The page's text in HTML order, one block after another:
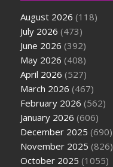
August 2026 (118)
July 2026 (473)
June 2026 (392)
May 2026 (408)
April 2026 (527)
March 2026 (467)
February 2026 (562)
January 2026 (606)
December 2025 (690)
November 2025 (826)
October 2025 (1055)